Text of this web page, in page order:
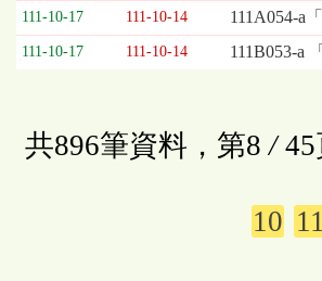
111-10-17 111-10-14 111A054-a
111-10-17 111-10-14 111B053-a
共896筆資料，第8 /
10 11